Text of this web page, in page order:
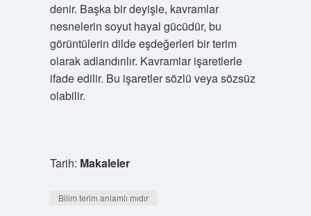
denir. Başka bir deyişle, kavramlar
nesnelerin soyut hayal gücüdür, bu
görüntülerin dilde eşdeğerleri bir terim
olarak adlandırılır. Kavramlar işaretlerle
ifade edilir. Bu işaretler sözlü veya sözsüz
olabilir.
Tarih: Makaleler
Bilim terim anlamlı mıdır